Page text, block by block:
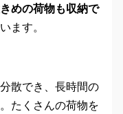
めの荷物も収納で
ます。
散でき、長時間の
たくさんの荷物を